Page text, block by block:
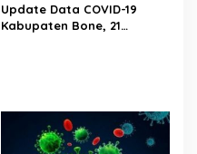
Update Data COVID-19
Kabupaten Bone, 21